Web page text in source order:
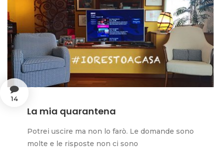
14
La mia quarantena
Potrei uscire ma non lo farò. Le domande sono
molte e le risposte non ci sono